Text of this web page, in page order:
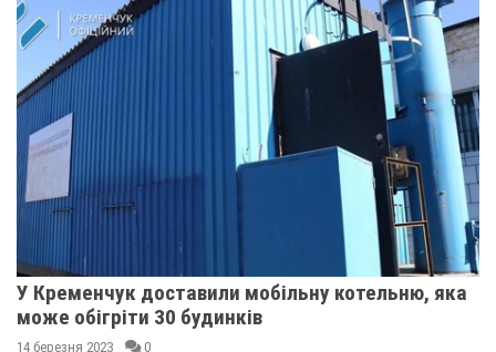
У Кременчук доставили мобільну котельню, яка
може обігріти 30 будинків
14 березня 2023 0